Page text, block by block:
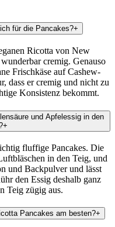
für die Pancakes?+
Ricotta von New
cremig. Genauso
Frischkäse auf Cashew-
dass er cremig und nicht zu
Konsistenz bekommt.
und Apfelessig in den
+
fluffige Pancakes. Die
in den Teig, und
und Backpulver und lässt
den Essig deshalb ganz
Teig zügig aus.
Pancakes am besten?+